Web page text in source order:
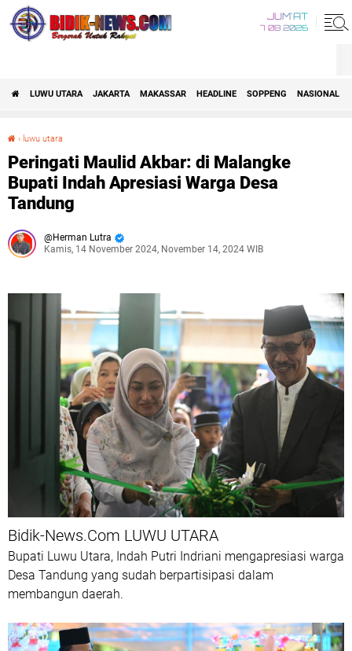
JUM'AT
7 08 2026
LUWU UTARA JAKARTA MAKASSAR HEADLINE SOPPENG NASIONAL
› luwu utara
Peringati Maulid Akbar: di Malangke
Bupati Indah Apresiasi Warga Desa
Tandung
Herman Lutra
Kamis, 14 November 2024, November 14, 2024 WIB
Bidik-News.Com LUWU UTARA
Bupati Luwu Utara, Indah Putri Indriani mengapresiasi warga
Desa Tandung yang sudah berpartisipasi dalam
membangun daerah.